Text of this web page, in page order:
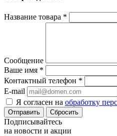
Название товара *
Сообщение
Ваше имя *
Контактный телефон *
E-mail
Я согласен на обработку
Сбросить
Подписывайтесь
на новости и акции